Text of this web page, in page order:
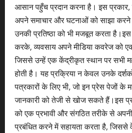
आसान पहुँच प्रदान करना है। इस
अपने समाचार और घटनाओं को साझा
उनकी प्रतिष्ठा को भी मजबूत करता
करके, व्यवसाय अपने मीडिया कवरेज को
जिससे उन्हें एक केंद्रीकृत स्थान पर सभी
होती है। यह प्रक्रिया न केवल उनके
पत्रकारों के लिए भी, जो इन प्रेस पेजों के
जानकारी को तेजी से खोज सकते हैं।इस
को एक प्रभावी और संगठित तरीके से अपनी
प्रबंधित करने में सहायता करता है, जिससे